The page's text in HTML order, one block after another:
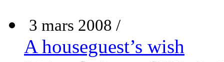
3 mars 2008 /
A houseguest’s wish